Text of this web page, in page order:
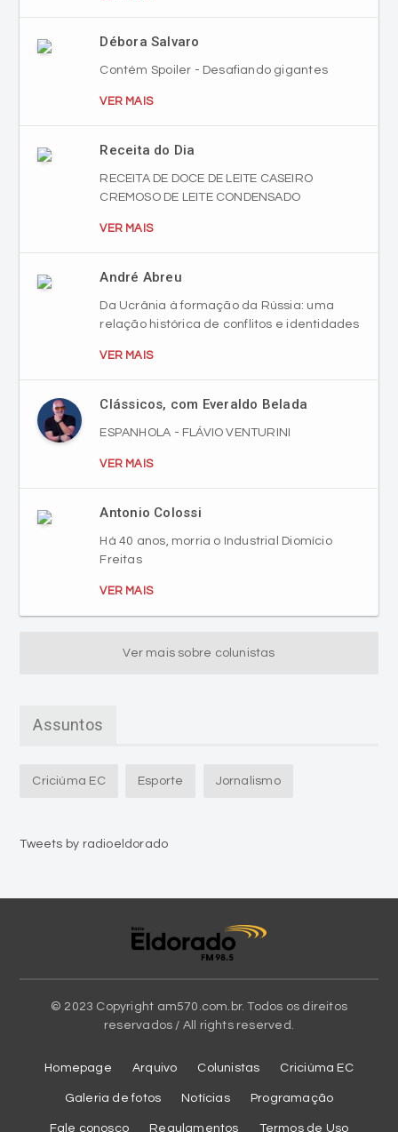
Débora Salvaro
Contém Spoiler - Desafiando gigantes
VER MAIS
Receita do Dia
RECEITA DE DOCE DE LEITE CASEIRO
CREMOSO DE LEITE CONDENSADO
VER MAIS
André Abreu
Da Ucrânia à formação da Rússia: uma
relação histórica de conflitos e identidades
VER MAIS
Clássicos, com Everaldo Belada
ESPANHOLA - FLÁVIO VENTURINI
VER MAIS
Antonio Colossi
Há 40 anos, morria o Industrial Diomício
Freitas
VER MAIS
Ver mais sobre colunistas
Assuntos
Criciúma EC Esporte Jornalismo
Tweets by radioeldorado
© 2023 Copyright am570.com.br. Todos os direitos
reservados / All rights reserved.
Homepage Arquivo Colunistas Criciúma EC
Galeria de fotos Notícias Programação
Fale conosco Regulamentos Termos de Uso